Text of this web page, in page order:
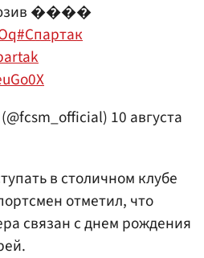
����
#Спартак
10 августа
в столичном клубе
отметил, что
связан с днем рождения